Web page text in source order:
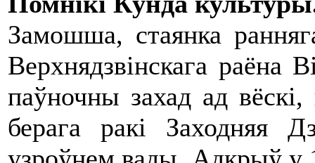
Замошша, стаянка
Верхнядзвінскага раёна
паўночны захад ад
берага ракі Заходняя